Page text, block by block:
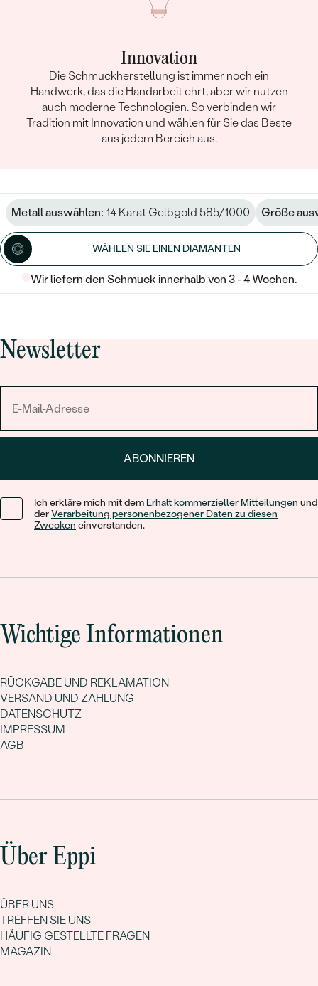
Innovation
Die Schmuckherstellung ist immer noch ein
Handwerk, das die Handarbeit ehrt, aber wir nutzen
auch moderne Technologien. So verbinden wir
Tradition mit Innovation und wählen für Sie das Beste
aus jedem Bereich aus.
Metall auswählen: 14 Karat Gelbgold 585/1000 Größe
WÄHLEN SIE EINEN DIAMANTEN
Wir liefern den Schmuck innerhalb von 3 - 4 Wochen.
Newsletter
ABONNIEREN
Ich erkläre mich mit dem Erhalt kommerzieller Mitteilungen und
derVerarbeitung personenbezogener Daten zu diesen
Zwecken einverstanden.
Wichtige Informationen
RÜCKGABE UND REKLAMATION
VERSAND UND ZAHLUNG
DATENSCHUTZ
IMPRESSUM
AGB
Über Eppi
ÜBER UNS
TREFFEN SIE UNS
HÄUFIG GESTELLTE FRAGEN
MAGAZIN